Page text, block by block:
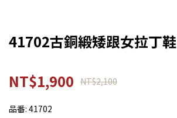
41702古銅緞矮跟女拉丁鞋
NT$1,900 NT$2,100
品番: 41702